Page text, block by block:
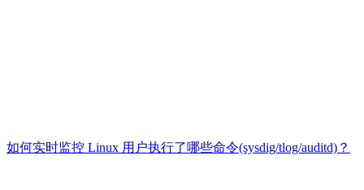
如何实时监控 Linux 用户执行了哪些命令(sysdig/tlog/auditd)？